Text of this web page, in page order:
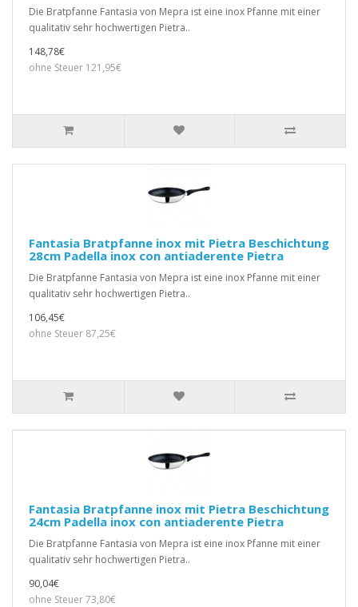
Die Bratpfanne Fantasia von Mepra ist eine inox Pfanne mit einer
qualitativ sehr hochwertigen Pietra..
148,78€
ohne Steuer 121,95€
Fantasia Bratpfanne inox mit Pietra Beschichtung
28cm Padella inox con antiaderente Pietra
Die Bratpfanne Fantasia von Mepra ist eine inox Pfanne mit einer
qualitativ sehr hochwertigen Pietra..
106,45€
ohne Steuer 87,25€
Fantasia Bratpfanne inox mit Pietra Beschichtung
24cm Padella inox con antiaderente Pietra
Die Bratpfanne Fantasia von Mepra ist eine inox Pfanne mit einer
qualitativ sehr hochwertigen Pietra..
90,04€
ohne Steuer 73,80€